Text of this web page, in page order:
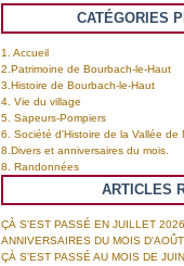
CATÉGORIES
1. Accueil
2.Patrimoine de Bourbach-le-Haut
3.Histoire de Bourbach-le-Haut
4. Vie du village
5. Sapeurs-Pompiers
6. Société d'Histoire de la Vallée de
8.Divers et anniversaires du mois.
8. Randonnées
ARTICLES
ÇÀ S'EST PASSÉ EN JUILLET
ANNIVERSAIRES DU MOIS
ÇÀ S'EST PASSÉ AU MOIS DE